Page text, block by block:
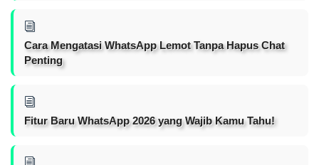
Cara Mengatasi WhatsApp Lemot Tanpa Hapus Chat
Penting
Fitur Baru WhatsApp 2026 yang Wajib Kamu Tahu!